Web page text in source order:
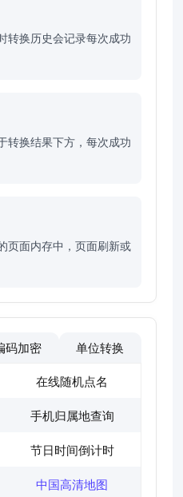
转换历史会记录每次成功
转换结果下方，每次成功
页面内存中，页面刷新或
码加密
单位转换
在线随机点名
手机归属地查询
节日时间倒计时
中国高清地图